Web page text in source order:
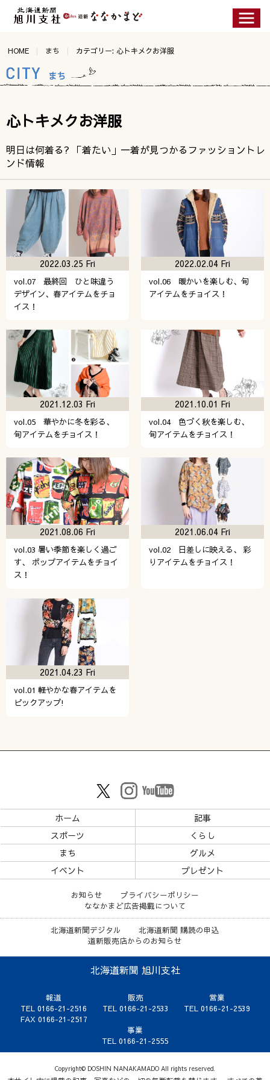
HOME まち カテゴリー: 心トキメクお洋服
心トキメクお洋服
明日は何着る? 「着たい」一着が見つかるファッショントレ
ンド情報
vol.07 最終回 ひと味違う
デザイン、春アイテムをチョ
イス！
2022.03.25 Fri
vol.06 暖かいを楽しむ、旬
アイテムをチョイス！
2022.02.04 Fri
vol.05 華やかに冬を彩る、
旬アイテムをチョイス！
2021.12.03 Fri
vol.04 色づく秋を楽しむ、
旬アイテムをチョイス！
2021.10.01 Fri
vol.03 暑い季節を楽しく過ご
す、 ポップアイテムをチョイ
ス！
2021.08.06 Fri
vol.02 日差しに映える、 彩
りアイテムをチョイス！
2021.06.04 Fri
vol.01 軽やかな春アイテムを
ピックアップ!
2021.04.23 Fri
ホーム
記事
スポーツ
くらし
まち
グルメ
イベント
プレゼント
お知らせ
プライバシーポリシー
ななかまど広告掲載について
北海道新聞デジタル
北海道新聞 購読の申込
道新販売店からのお知らせ
北海道新聞 旭川支社
報道
TEL 0166-21-2516
FAX 0166-21-2517
販売
TEL 0166-21-2533
営業
TEL 0166-21-2539
事業
TEL 0166-21-2555
Copyright© DOSHIN NANAKAMADO All rights reserved.